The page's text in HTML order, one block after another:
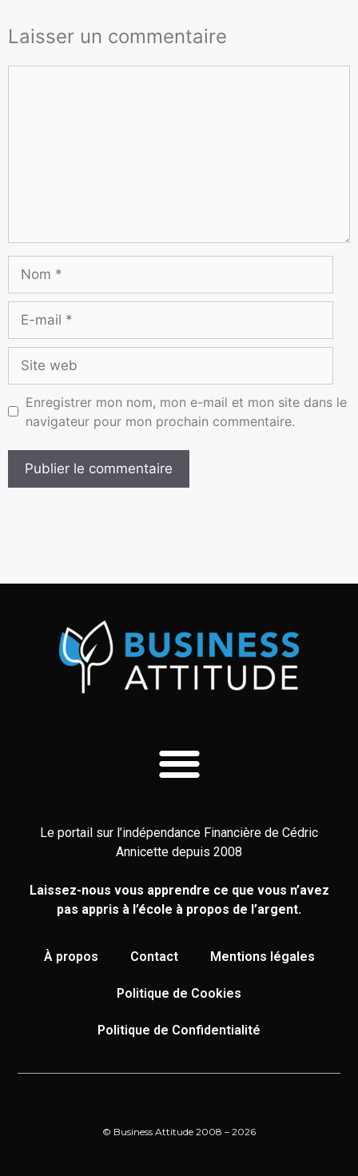
Laisser un commentaire
Enregistrer mon nom, mon e-mail et mon site dans le
navigateur pour mon prochain commentaire.
Le portail sur l’indépendance Financière de Cédric
Annicette depuis 2008
Laissez-nous vous apprendre ce que vous n’avez
pas appris à l’école à propos de l’argent.
À propos Contact Mentions légales
Politique de Cookies
Politique de Confidentialité
© Business Attitude 2008 – 2026